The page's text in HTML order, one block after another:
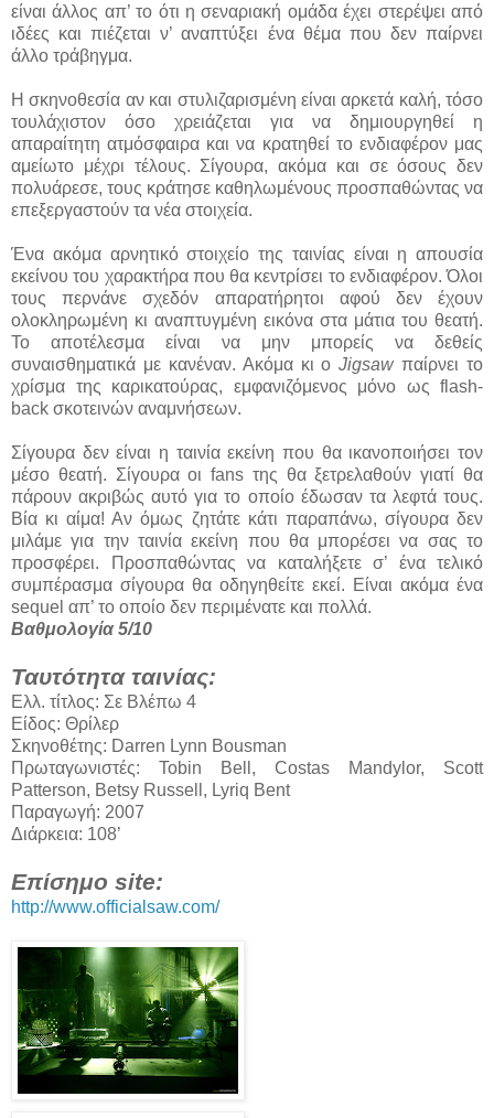
είναι άλλος απ’ το ότι η σεναριακή ομάδα έχει στερέψει από
ιδέες και πιέζεται ν’ αναπτύξει ένα θέμα που δεν παίρνει
άλλο τράβηγμα.
Η σκηνοθεσία αν και στυλιζαρισμένη είναι αρκετά καλή, τόσο
τουλάχιστον όσο χρειάζεται για να δημιουργηθεί η
απαραίτητη ατμόσφαιρα και να κρατηθεί το ενδιαφέρον μας
αμείωτο μέχρι τέλους. Σίγουρα, ακόμα και σε όσους δεν
πολυάρεσε, τους κράτησε καθηλωμένους προσπαθώντας να
επεξεργαστούν τα νέα στοιχεία.
Ένα ακόμα αρνητικό στοιχείο της ταινίας είναι η απουσία
εκείνου του χαρακτήρα που θα κεντρίσει το ενδιαφέρον. Όλοι
τους περνάνε σχεδόν απαρατήρητοι αφού δεν έχουν
ολοκληρωμένη κι αναπτυγμένη εικόνα στα μάτια του θεατή.
Το αποτέλεσμα είναι να μην μπορείς να δεθείς
συναισθηματικά με κανέναν. Ακόμα κι οJigsawπαίρνει το
χρίσμα της καρικατούρας, εμφανιζόμενος μόνο ως flash-
back σκοτεινών αναμνήσεων.
Σίγουρα δεν είναι η ταινία εκείνη που θα ικανοποιήσει τον
μέσο θεατή. Σίγουρα οι fans της θα ξετρελαθούν γιατί θα
πάρουν ακριβώς αυτό για το οποίο έδωσαν τα λεφτά τους.
Βία κι αίμα! Αν όμως ζητάτε κάτι παραπάνω, σίγουρα δεν
μιλάμε για την ταινία εκείνη που θα μπορέσει να σας το
προσφέρει. Προσπαθώντας να καταλήξετε σ’ ένα τελικό
συμπέρασμα σίγουρα θα οδηγηθείτε εκεί. Είναι ακόμα ένα
sequel απ’ το οποίο δεν περιμένατε και πολλά.
Βαθμολογία 5/10
Ταυτότητα ταινίας:
Ελλ. τίτλος: Σε Βλέπω 4
Είδος: Θρίλερ
Σκηνοθέτης: Darren Lynn Bousman
Πρωταγωνιστές: Tobin Bell, Costas Mandylor, Scott
Patterson, Betsy Russell, Lyriq Bent
Παραγωγή: 2007
Διάρκεια: 108’
Επίσημο site:
http://www.officialsaw.com/